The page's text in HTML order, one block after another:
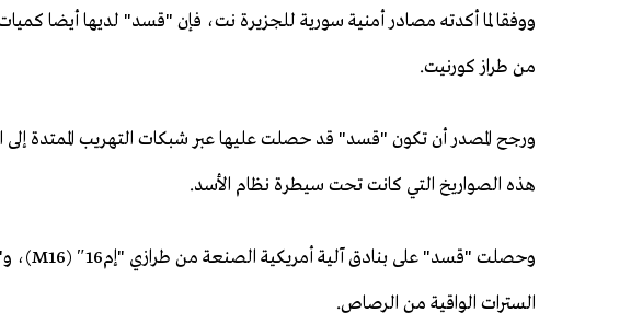
ووفقا لما أكدته مصادر أمنية سورية للجزيرة نت، فإن "قسد" لديها أيضا
من طراز كورنيت.
ورجح المصدر أن تكون "قسد" قد حصلت عليها عبر شبكات التهريب الممتدة إلى
هذه الصواريخ التي كانت تحت سيطرة نظام الأسد.
السترات الواقية من الرصاص.